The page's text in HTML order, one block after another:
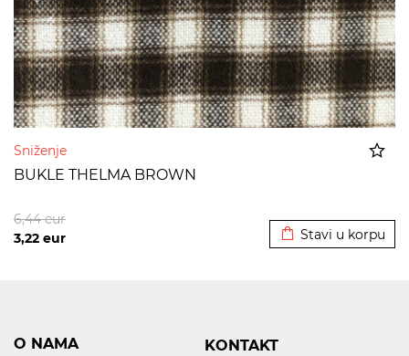
Sniženje
BUKLE THELMA BROWN
3,22 eur
6,44eur
Stavi u korpu
O NAMA KONTAKT